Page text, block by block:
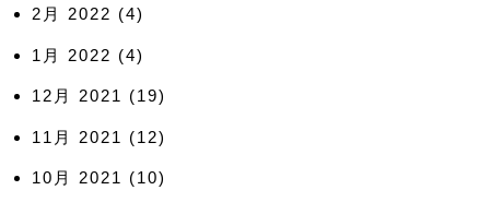
2月 2022 (4)
1月 2022 (4)
12月 2021 (19)
11月 2021 (12)
10月 2021 (10)